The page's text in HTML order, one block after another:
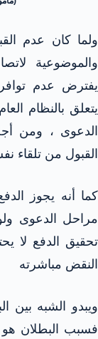
ولما كان عدم
والموضوعية
يفترض عدم
يتعلق بالنظام
الدعوى ، ومن
القبول من تلقاء
كما أنه يجوز
مراحل الدعوى
تحقيق الدفع لا
النقض مباشرته
ويبدو الشبه بين
فسبب البطلان